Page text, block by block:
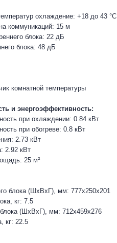
охлаждение: +18 до 43 °С
коммуникаций: 15 м
блока: 22 дБ
блока: 48 дБ
комнатной температуры
и энергоэффективность:
при охлаждении: 0.84 кВт
при обогреве: 0.8 кВт
2.73 кВт
2.92 кВт
25 м²
блока (ШхВхГ), мм: 777х250х201
кг: 7.5
(ШхВхГ), мм: 712х459х276
кг: 22.5